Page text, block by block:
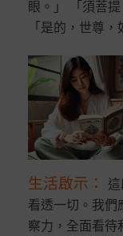
眼。」 「須菩
「是的，世尊，
生活啟示 ：
看透一切。我們
察力，全面看待